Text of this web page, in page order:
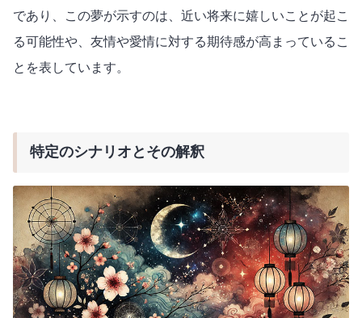
であり、この夢が示すのは、近い将来に嬉しいことが起こ
る可能性や、友情や愛情に対する期待感が高まっているこ
とを表しています。
特定のシナリオとその解釈